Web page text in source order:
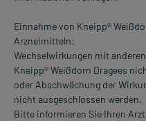
Einnahme von Kneipp®
Arzneimitteln:
Wechselwirkungen mit
Kneipp® Weißdorn Dragees
oder Abschwächung der
nicht ausgeschlossen werden.
Bitte informieren Sie Ihren